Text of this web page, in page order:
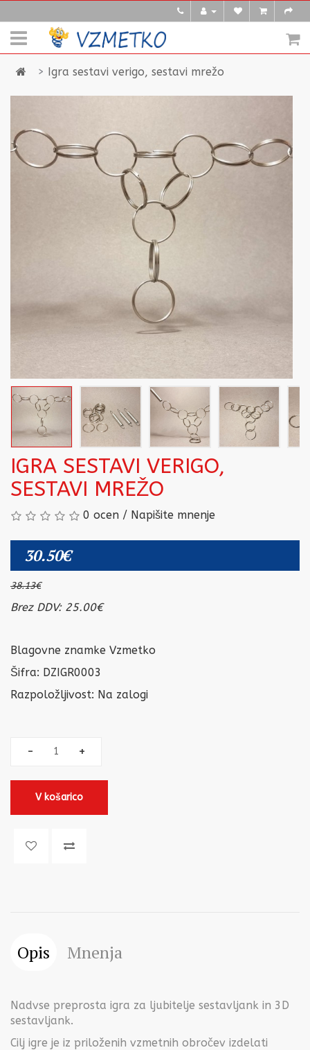
Igra sestavi verigo, sestavi mrežo
IGRA SESTAVI VERIGO,
SESTAVI MREŽO
0 ocen / Napišite mnenje
30.50€
38.13€
Brez DDV: 25.00€
Blagovne znamke Vzmetko
Šifra: DZIGR0003
Razpoložljivost: Na zalogi
V košarico
Opis Mnenja
Nadvse preprosta igra za ljubitelje sestavljank in 3D
sestavljank.
Cilj igre je iz priloženih vzmetnih obročev izdelati